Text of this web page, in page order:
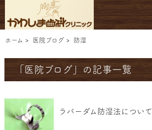
ホーム > 医院ブログ > 防湿
「医院ブログ」の記事一覧
ラバーダム防湿法について